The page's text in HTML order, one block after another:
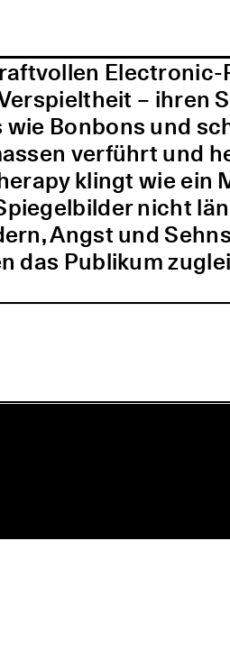
Electronic-
– ihren
wie Bonbons und
verführt und
klingt wie ein
nicht
Angst und
das Publikum